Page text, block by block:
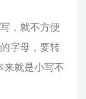
，就不方便
字母，要转
来就是小写不